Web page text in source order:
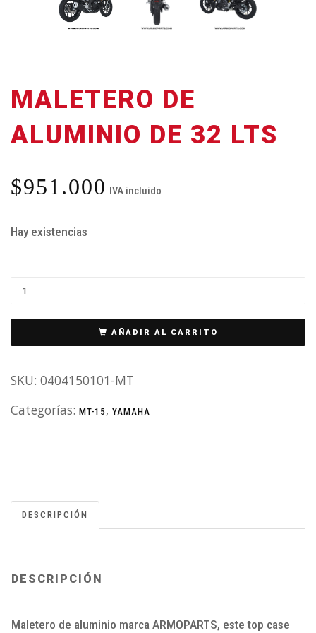
MALETERO DE
ALUMINIO DE 32 LTS
$951.000 IVA incluido
Hay existencias
AÑADIR AL CARRITO
SKU: 0404150101-MT
Categorías: MT-15 , YAMAHA
DESCRIPCIÓN
DESCRIPCIÓN
Maletero de aluminio marca ARMOPARTS, este top case